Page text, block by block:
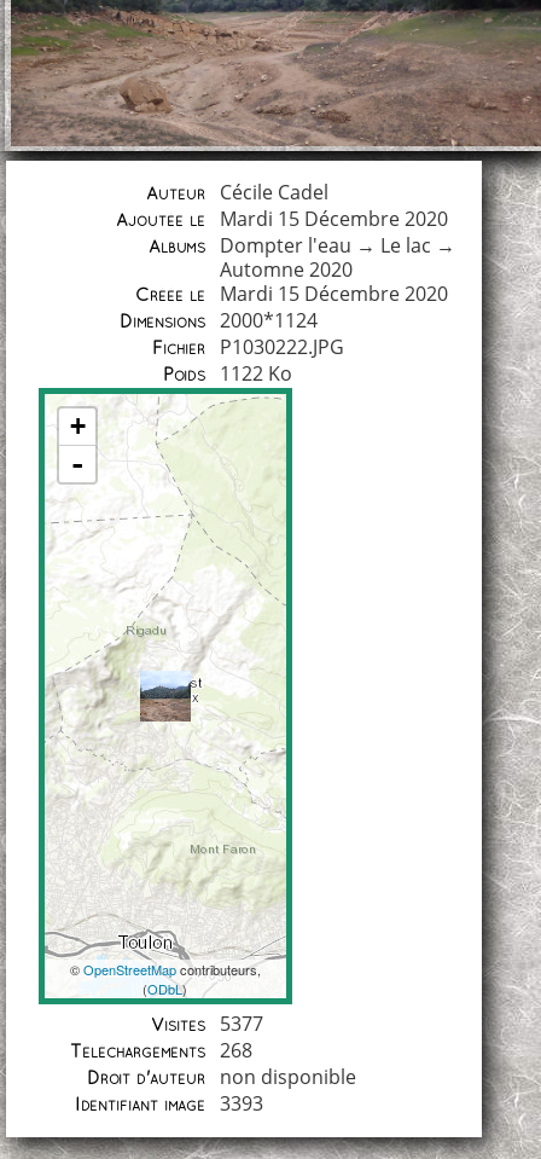
Auteur Cécile Cadel
Ajoutée le Mardi 15 Décembre 2020
Albums Dompter l'eau → Le lac →
Automne 2020
Créée le Mardi 15 Décembre 2020
Dimensions 2000*1124
Fichier P1030222.JPG
Poids 1122 Ko
Coordonnées
+
-
©OpenStreetMapcontributeurs,
(ODbL)
Visites 5377
Téléchargements 268
Droit d'auteur non disponible
Identifiant image 3393